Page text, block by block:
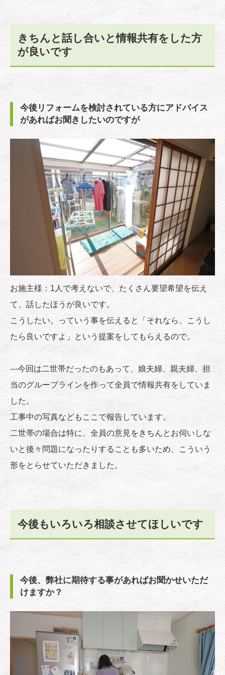
きちんと話し合いと情報共有をした方
が良いです
今後リフォームを検討されている方にアドバイス
があればお聞きしたいのですが
お施主様：1人で考えないで、たくさん要望希望を伝え
て、話したほうが良いです。
こうしたい。っていう事を伝えると「それなら、こうし
たら良いですよ」という提案をしてもらえるので。
---今回は二世帯だったのもあって、娘夫婦、親夫婦、担
当のグループラインを作って全員で情報共有をしていま
した。
工事中の写真などもここで報告しています。
二世帯の場合は特に、全員の意見をきちんとお伺いしな
いと後々問題になったりすることも多いため、こういう
形をとらせていただきました。
今後もいろいろ相談させてほしいです
今後、弊社に期待する事があればお聞かせいただ
けますか？